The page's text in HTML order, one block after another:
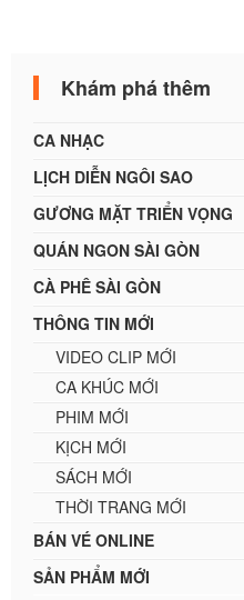
Khám phá thêm
CA NHẠC
LỊCH DIỄN NGÔI SAO
GƯƠNG MẶT TRIỂN VỌNG
QUÁN NGON SÀI GÒN
CÀ PHÊ SÀI GÒN
THÔNG TIN MỚI
VIDEO CLIP MỚI
CA KHÚC MỚI
PHIM MỚI
KỊCH MỚI
SÁCH MỚI
THỜI TRANG MỚI
BÁN VÉ ONLINE
SẢN PHẨM MỚI